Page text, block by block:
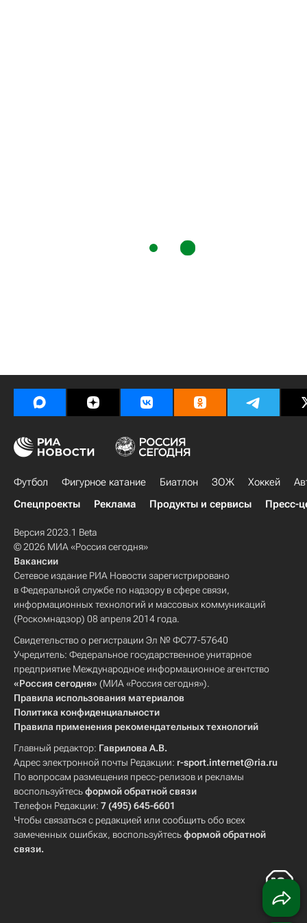
Футбол Фигурное катание Биатлон ЗОЖ Хоккей
Спецпроекты
Реклама Продукты и сервисы Пресс-
Версия 2023.1 Beta
© 2026 МИА «Россия сегодня»
Вакансии
Сетевое издание РИА Новости зарегистрировано
в Федеральной службе по надзору в сфере связи,
информационных технологий и массовых коммуникаций
(Роскомнадзор) 08 апреля 2014 года.
Свидетельство о регистрации Эл № ФС77-57640
Учредитель: Федеральное государственное унитарное
предприятие Международное информационное агентство
«Россия сегодня» (МИА «Россия сегодня»).
Правила использования материалов
Политика конфиденциальности
Правила применения рекомендательных технологий
Главный редактор: Гаврилова А.В.
Адрес электронной почты Редакции: r-sport.internet@ria.ru
По вопросам размещения пресс-релизов и рекламы
воспользуйтесьформой обратной связи
Телефон Редакции: 7 (495) 645-6601
Чтобы связаться с редакцией или сообщить обо всех
замеченных ошибках, воспользуйтесьформой обратной
связи.